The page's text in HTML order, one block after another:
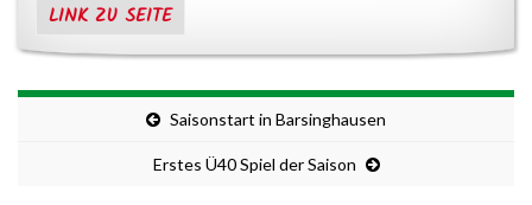
LINK ZU SEITE
Saisonstart in Barsinghausen
Erstes Ü40 Spiel der Saison